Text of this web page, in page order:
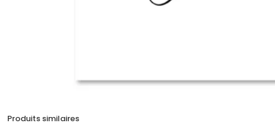
Produits similaires